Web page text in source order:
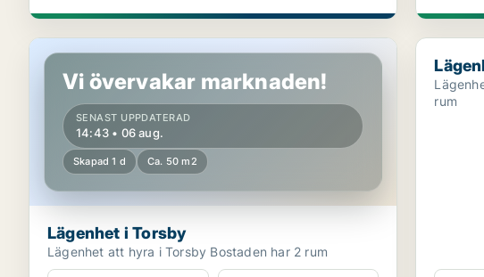
Lägenhet i Torsby
Vi övervakar marknaden!
SENAST UPPDATERAD
14:43 • 06 aug.
Skapad 1 d Ca. 50 m2
Lägenhet i Torsby
Lägenhet att hyra i Torsby Bostaden har 2 rum
Lägenhet
Lägenhet
rum